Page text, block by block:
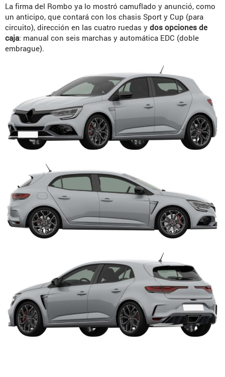
La firma del Rombo ya lo mostró camuflado y anunció, como
un anticipo, que contará con los chasis Sport y Cup (para
circuito), dirección en las cuatro ruedas y dos opciones de
caja: manual con seis marchas y automática EDC (doble
embrague).